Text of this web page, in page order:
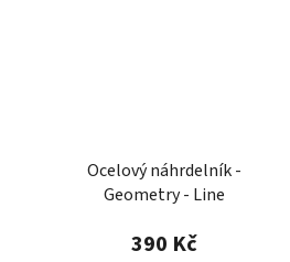
Ocelový náhrdelník -
Geometry - Line
390 Kč